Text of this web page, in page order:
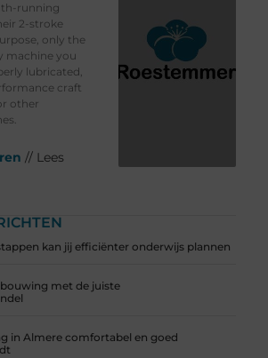
kan jij efficiënter onderwijs plannen
met de juiste
in Almere comfortabel en goed
running
2-stroke
only the
machine you
lubricated,
craft
other
// Lees